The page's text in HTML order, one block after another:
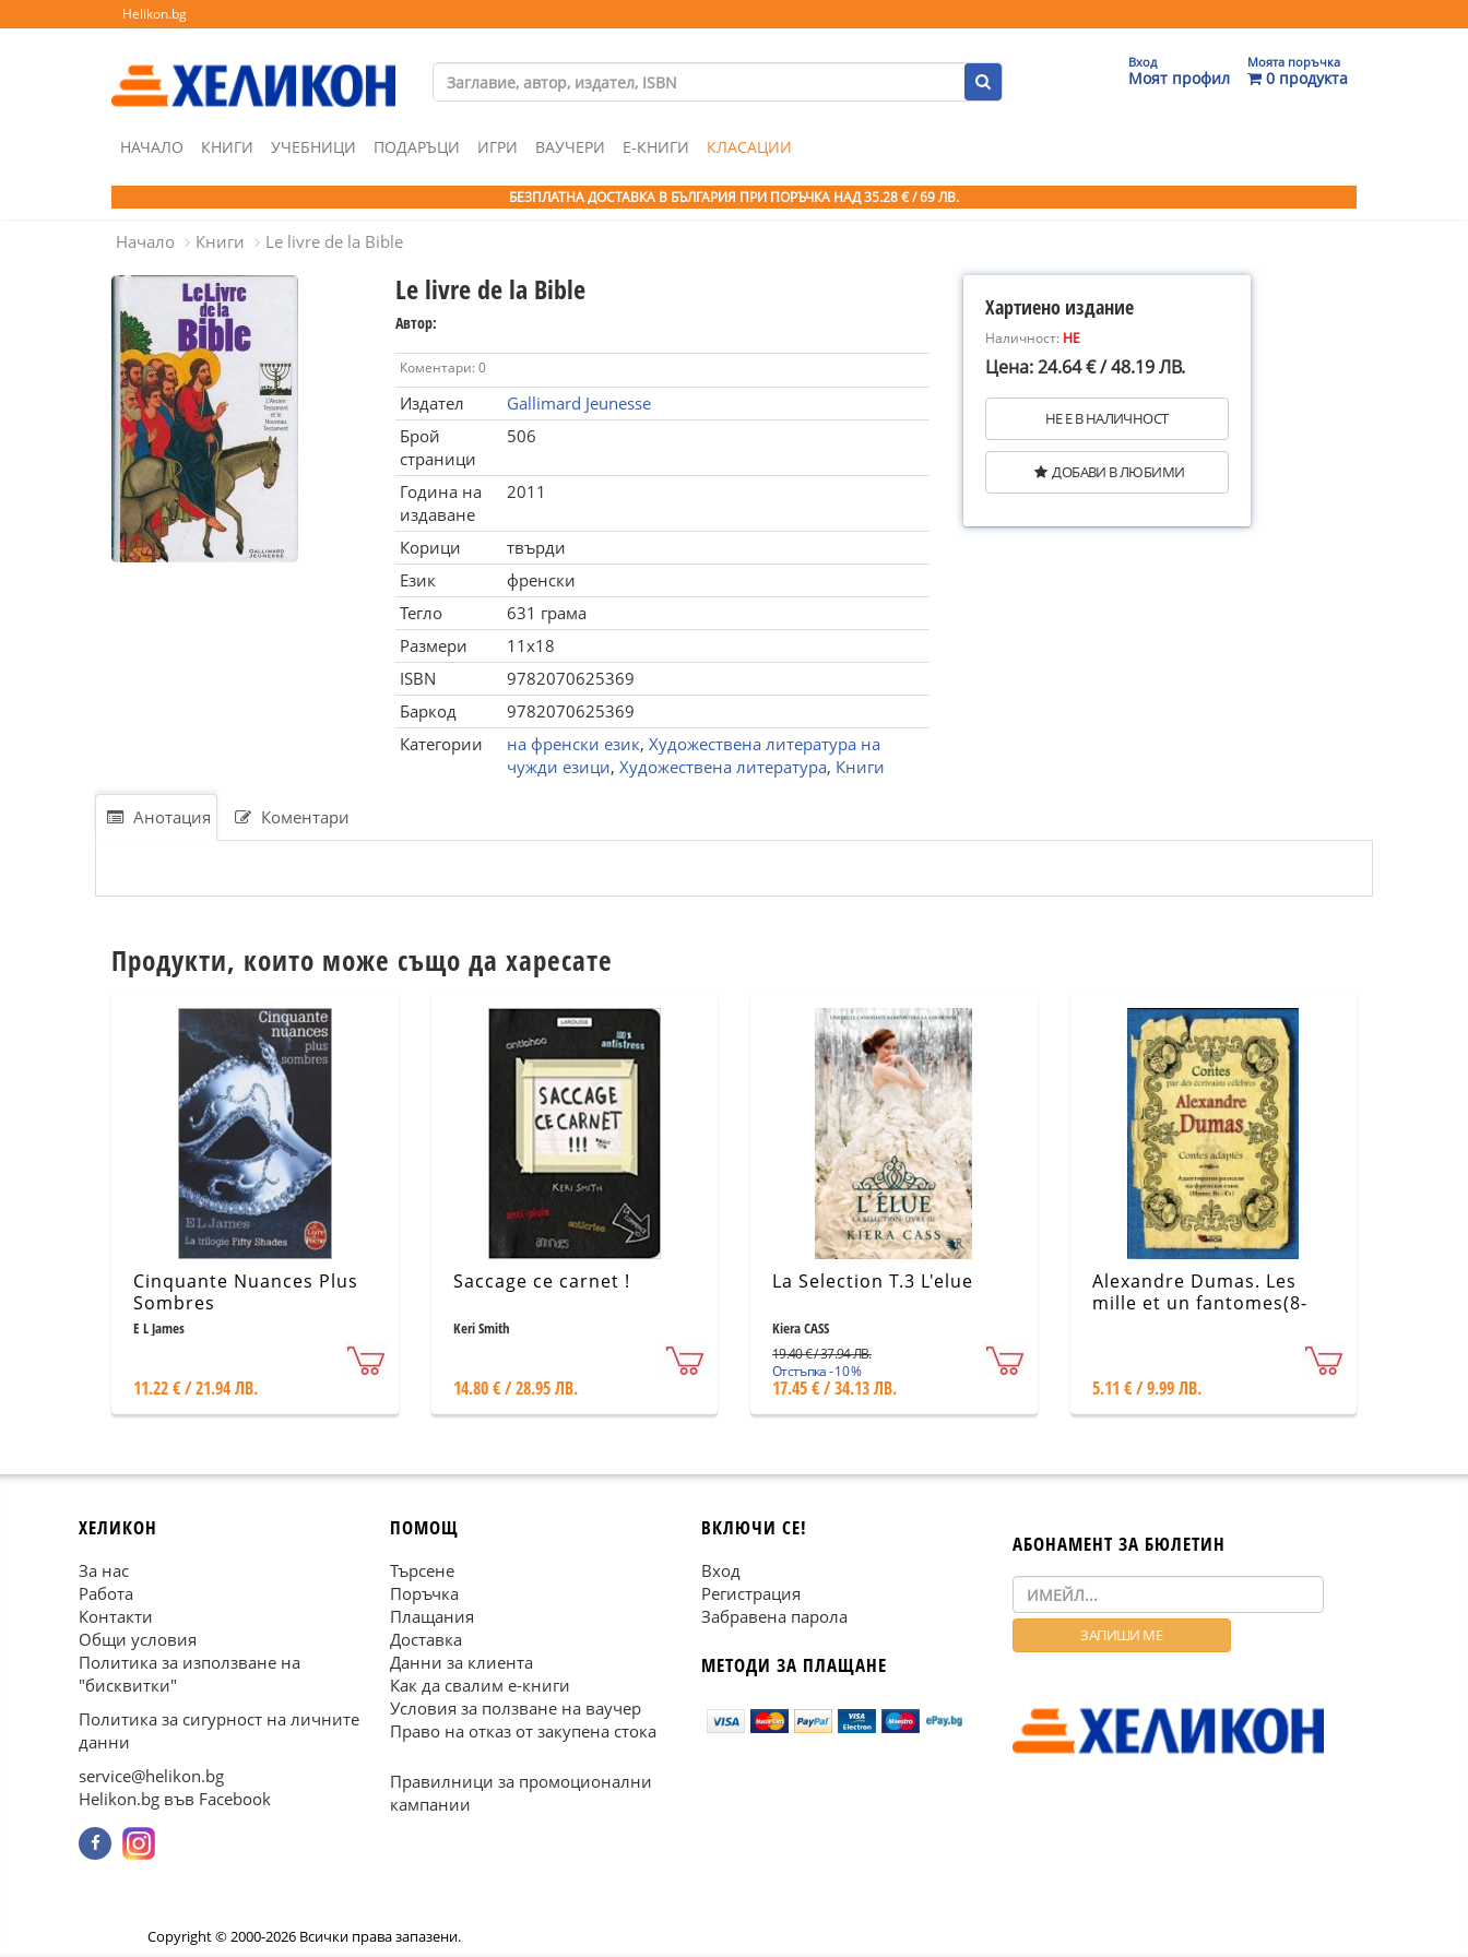
Helikon.bg
Вход
Моят профил
Моята поръчка
0 продукта
НАЧАЛО КНИГИ УЧЕБНИЦИ ПОДАРЪЦИ ИГРИ ВАУЧЕРИ Е-КНИГИ КЛАСАЦИИ
БЕЗПЛАТНА ДОСТАВКА В БЪЛГАРИЯ ПРИ ПОРЪЧКА НАД 35.28 € / 69 ЛВ.
Начало Книги Le livre de la Bible
Le livre de la Bible
Автор:
Коментари: 0
Издател
Gallimard Jeunesse
Брой
страници
506
Година на
издаване
2011
Корици
твърди
Език
френски
Тегло
631 грама
Размери
11x18
ISBN
9782070625369
Баркод
9782070625369
Категории
на френски език, Художествена литература на
чужди езици, Художествена литература, Книги
Хартиено издание
Наличност: НЕ
Цена: 24.64 € / 48.19 ЛВ.
НЕ Е В НАЛИЧНОСТ
ДОБАВИ В ЛЮБИМИ
Анотация Коментари
Продукти, които може също да харесате
Cinquante Nuances Plus
Sombres
E L James
11.22 € / 21.94 ЛВ.
Saccage ce carnet !
Keri Smith
14.80 € / 28.95 ЛВ.
La Selection T.3 L'elue
Kiera CASS
19.40 € / 37.94 ЛВ.
Отстъпка - 10 %
17.45 € / 34.13 ЛВ.
Alexandre Dumas. Les
mille et un fantomes(8-
(Адаптирани разкази на
френски език - Ниво В1 -
С1)
5.11 € / 9.99 ЛВ.
ХЕЛИКОН
За нас
Работа
Контакти
Общи условия
Политика за използване на
"бисквитки"
Политика за сигурност на личните
данни
service@helikon.bg
Helikon.bg във Facebook
ПОМОЩ
Търсене
Поръчка
Плащания
Доставка
Данни за клиента
Как да свалим е-книги
Условия за ползване на ваучер
Право на отказ от закупена стока
Правилници за промоционални
кампании
ВКЛЮЧИ СЕ!
Вход
Регистрация
Забравена парола
МЕТОДИ ЗА ПЛАЩАНЕ
АБОНАМЕНТ ЗА БЮЛЕТИН
Copyright © 2000-2026 Всички права запазени.